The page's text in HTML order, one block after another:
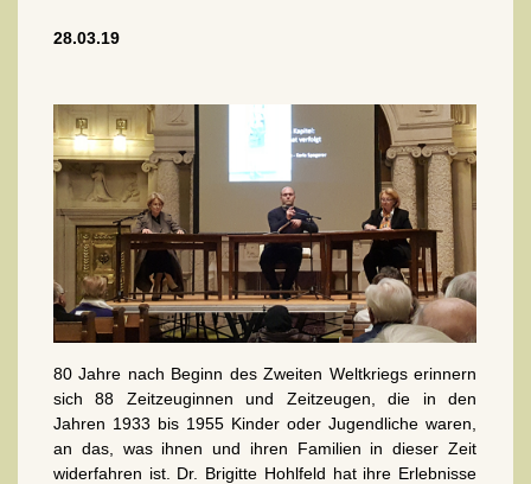
28.03.19
80 Jahre nach Beginn des Zweiten Weltkriegs erinnern
sich 88 Zeitzeuginnen und Zeitzeugen, die in den
Jahren 1933 bis 1955 Kinder oder Jugendliche waren,
an das, was ihnen und ihren Familien in dieser Zeit
widerfahren ist. Dr. Brigitte Hohlfeld hat ihre Erlebnisse